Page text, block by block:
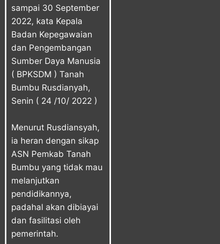
sampai 30 September
2022, kata Kepala
Badan Kepegawaian
dan Pengembangan
Sumber Daya Manusia
( BPKSDM ) Tanah
Bumbu Rusdianyah,
Senin ( 24 /10/ 2022 )
Menurut Rusdiansyah,
ia heran dengan sikap
ASN Pemkab Tanah
Bumbu yang tidak mau
melanjutkan
pendidikannya,
padahal akan dibiayai
dan fasilitasi oleh
pemerintah.